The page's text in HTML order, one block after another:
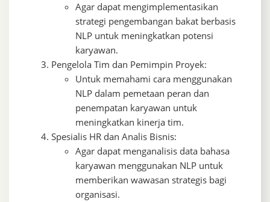
Agar dapat mengimplementasikan
strategi pengembangan bakat berbasis
NLP untuk meningkatkan potensi
karyawan.
Pengelola Tim dan Pemimpin Proyek:
Untuk memahami cara menggunakan
NLP dalam pemetaan peran dan
penempatan karyawan untuk
meningkatkan kinerja tim.
Spesialis HR dan Analis Bisnis:
Agar dapat menganalisis data bahasa
karyawan menggunakan NLP untuk
memberikan wawasan strategis bagi
organisasi.